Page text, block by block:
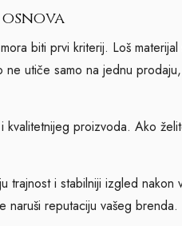
biti prvi kriterij. Loš
ne utiče samo na jednu
kvalitetnijeg proizvoda. Ako
trajnost i stabilniji izgled
reputaciju vašeg brenda.